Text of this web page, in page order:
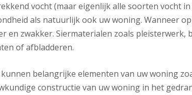
vocht (maar eigenlijk alle soorten vocht
als natuurlijk ook uw woning. Wanneer
en zwakker. Siermaterialen zoals
of afbladderen.
belangrijke elementen van uw woning
constructie van uw woning in het